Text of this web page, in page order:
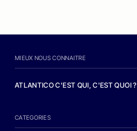
MIEUX NOUS CONNAITRE
ATLANTICO C'EST QUI, C'EST QUOI ?
CATEGORIES